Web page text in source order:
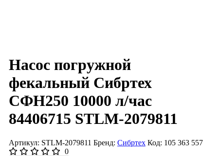
Насос погружной
фекальный Сибртех
СФН250 10000 л/час
84406715 STLM-2079811
Артикул: STLM-2079811 Бренд: Сибртех Код: 105 363 557
0